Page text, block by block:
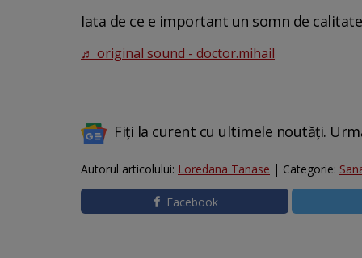
Iata de ce e important un somn de
♬ original sound - doctor.mihail
Fiți la curent cu ultimele noutăți.
Autorul articolului: Loredana Tanase | Categorie:
Facebook